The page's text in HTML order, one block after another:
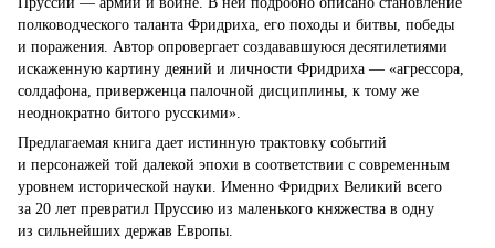
полководческого таланта Фридриха, его походы и битвы, победы
и поражения. Автор опровергает создававшуюся десятилетиями
искаженную картину деяний и личности Фридриха — «агрессора,
солдафона, приверженца палочной дисциплины, к тому же
неоднократно битого русскими».
Предлагаемая книга дает истинную трактовку событий
и персонажей той далекой эпохи в соответствии с современным
уровнем исторической науки. Именно Фридрих Великий всего
за 20 лет превратил Пруссию из маленького княжества в одну
из сильнейших держав Европы.